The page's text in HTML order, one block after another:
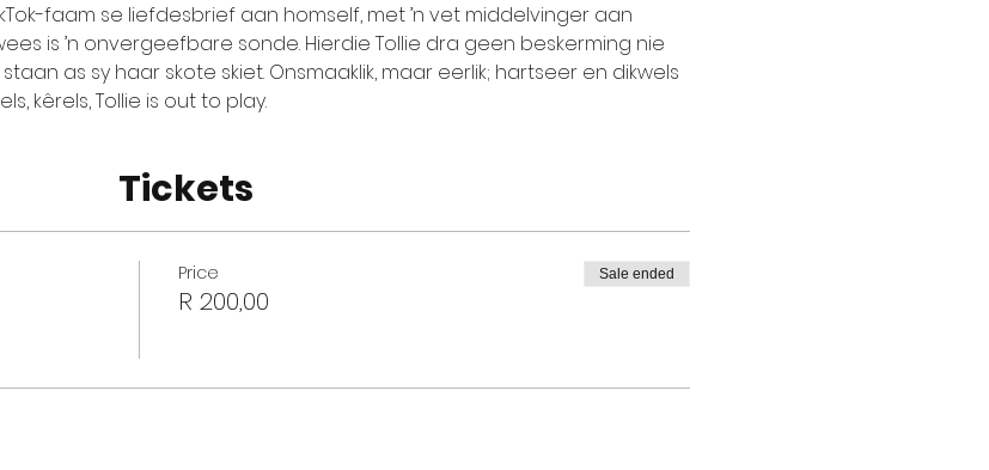
faam se liefdesbrief aan homself, met ’n vet middelvinger aan
is ’n onvergeefbare sonde. Hierdie Tollie dra geen beskerming nie
as sy haar skote skiet. Onsmaaklik, maar eerlik; hartseer en dikwels
kêrels, Tollie is out to play.
Tickets
Price
R 200,00
Sale ended